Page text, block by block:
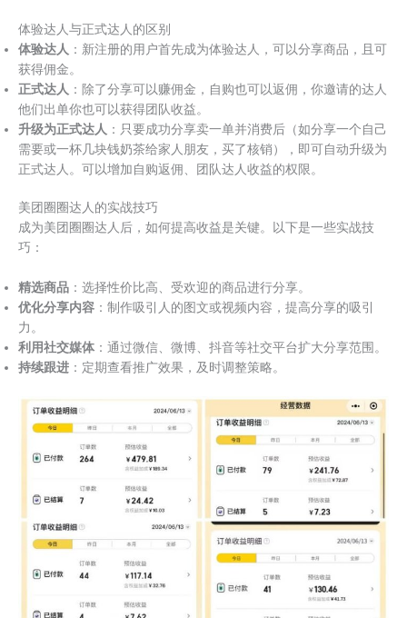
体验达人与正式达人的区别
体验达人 ：新注册的用户首先成为体验达人，可以分享商品，且可
获得佣金。
正式达人 ：除了分享可以赚佣金，自购也可以返佣，你邀请的达人
他们出单你也可以获得团队收益。
升级为正式达人 ：只要成功分享卖一单并消费后（如分享一个自己
需要或一杯几块钱奶茶给家人朋友，买了核销），即可自动升级为
正式达人。可以增加自购返佣、团队达人收益的权限。
美团圈圈达人的实战技巧
成为美团圈圈达人后，如何提高收益是关键。以下是一些实战技
巧：
精选商品 ：选择性价比高、受欢迎的商品进行分享。
优化分享内容 ：制作吸引人的图文或视频内容，提高分享的吸引
力。
利用社交媒体 ：通过微信、微博、抖音等社交平台扩大分享范围。
持续跟进 ：定期查看推广效果，及时调整策略。